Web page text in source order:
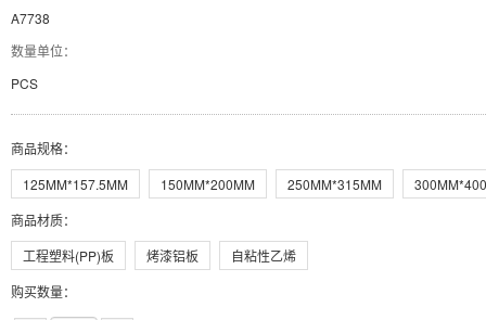
A7738
数量单位：
PCS
商品规格：
125MM*157.5MM
150MM*200MM 250MM*315MM
商品材质：
工程塑料(PP)板
烤漆铝板
自粘性乙烯
购买数量：